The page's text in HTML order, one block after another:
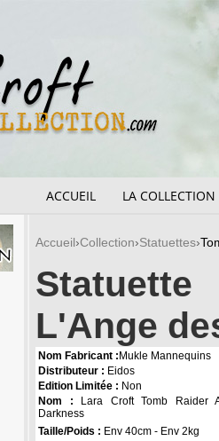
ACCUEIL LA COLLECTION
Accueil Collection Statuettes
L'Ange
Nom Fabricant : Mukle Mannequins
Distributeur : Eidos
Edition Limitée : Non
Nom :
Lara Croft Tomb Raider
Darkness
Taille/Poids : Env 40cm - Env 2kg